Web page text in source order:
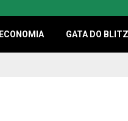
ECONOMIA GATA DO BLITZ